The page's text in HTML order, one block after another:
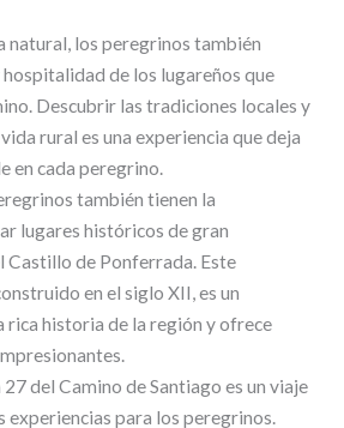
natural, los peregrinos también
de los lugareños que
Descubrir las tradiciones locales y
rural es una experiencia que deja
en cada peregrino.
también tienen la
lugares históricos de gran
Castillo de Ponferrada. Este
en el siglo XII, es un
historia de la región y ofrece
27 del Camino de Santiago es un viaje
experiencias para los peregrinos.